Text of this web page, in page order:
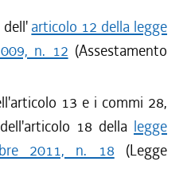
articolo 12 della legge
n. 12 (Assestamento
13 e i commi 28,
18 della legge
2011, n. 18 (Legge